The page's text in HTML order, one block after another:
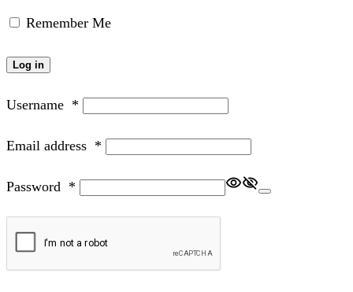
Remember Me
Log in
Username *
Email address *
Password *